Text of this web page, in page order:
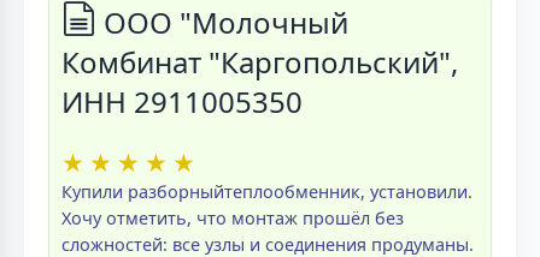
ООО "Молочный
Комбинат "Каргопольский",
ИНН 2911005350
★ ★ ★ ★ ★
Купили разборныйтеплообменник, установили.
Хочу отметить, что монтаж прошёл без
сложностей: все узлы и соединения продуманы.